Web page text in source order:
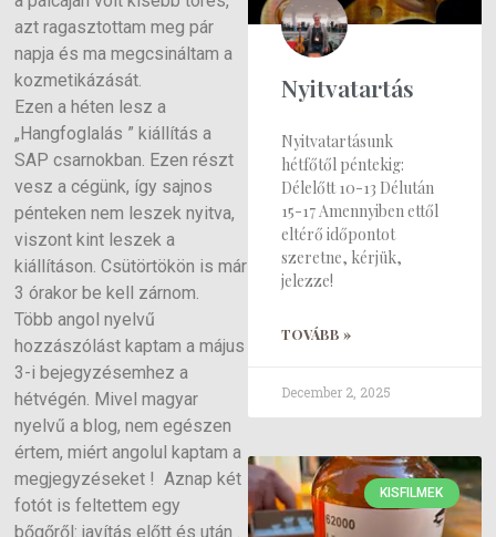
azt ragasztottam meg pár
napja és ma megcsináltam a
kozmetikázását.
Ezen a héten lesz a
„Hangfoglalás ” kiállítás a
SAP csarnokban. Ezen részt
vesz a cégünk, így sajnos
pénteken nem leszek nyitva,
viszont kint leszek a
kiállításon. Csütörtökön is már
3 órakor be kell zárnom.
Több angol nyelvű
hozzászólást kaptam a május
3-i bejegyzésemhez a
hétvégén. Mivel magyar
nyelvű a blog, nem egészen
értem, miért angolul kaptam a
megjegyzéseket ! Aznap két
fotót is feltettem egy
bőgőről: javítás előtt és után .
Nyitvatartás
Nyitvatartásunk
hétfőtől péntekig:
Délelőtt 10-13 Délután
15-17 Amennyiben ettől
eltérő időpontot
szeretne, kérjük,
jelezze!
TOVÁBB »
December 2, 2025
KISFILMEK